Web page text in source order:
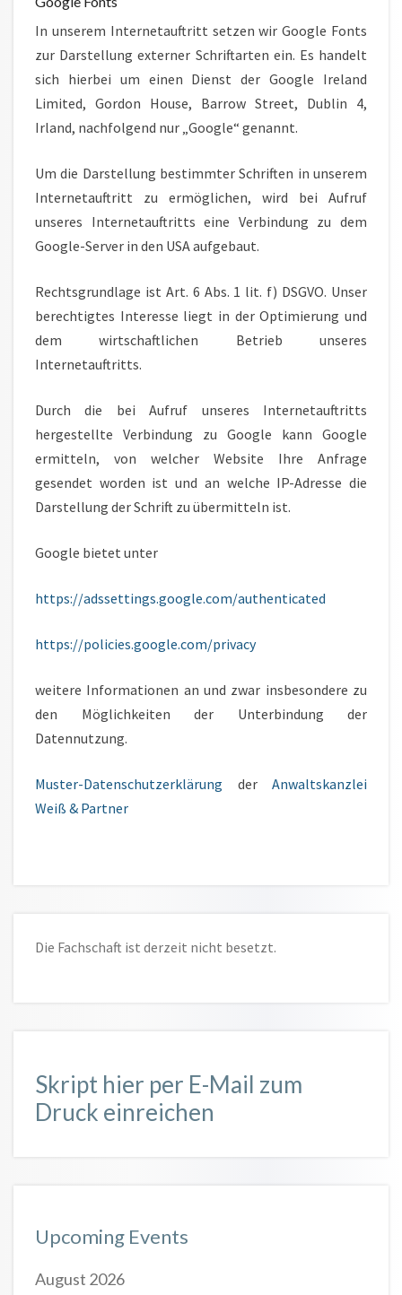
In unserem Internetauftritt setzen wir Google Fonts
zur Darstellung externer Schriftarten ein. Es handelt
sich hierbei um einen Dienst der Google Ireland
Limited, Gordon House, Barrow Street, Dublin 4,
Irland, nachfolgend nur „Google“ genannt.
Um die Darstellung bestimmter Schriften in unserem
Internetauftritt zu ermöglichen, wird bei Aufruf
unseres Internetauftritts eine Verbindung zu dem
Google-Server in den USA aufgebaut.
Rechtsgrundlage ist Art. 6 Abs. 1 lit. f) DSGVO. Unser
berechtigtes Interesse liegt in der Optimierung und
dem wirtschaftlichen Betrieb unseres
Internetauftritts.
Durch die bei Aufruf unseres Internetauftritts
hergestellte Verbindung zu Google kann Google
ermitteln, von welcher Website Ihre Anfrage
gesendet worden ist und an welche IP-Adresse die
Darstellung der Schrift zu übermitteln ist.
Google bietet unter
https://adssettings.google.com/authenticated
https://policies.google.com/privacy
weitere Informationen an und zwar insbesondere zu
den Möglichkeiten der Unterbindung der
Datennutzung.
Muster-Datenschutzerklärung der Anwaltskanzlei
Weiß & Partner
Die Fachschaft ist derzeit nicht besetzt.
Skript hier per E-Mail zum
Druck einreichen
Upcoming Events
August 2026